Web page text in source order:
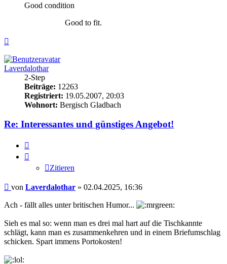
Good condition
Good to fit.
Laverdalothar
2-Step
Beiträge: 12263
Registriert: 19.05.2007, 20:03
Wohnort: Bergisch Gladbach
Re: Interessantes und günstiges Angebot!
Zitieren
Beitrag
von Laverdalothar » 02.04.2025, 16:36
Ach - fällt alles unter britischen Humor...
Sieh es mal so: wenn man es drei mal hart auf die Tischkannte
schlägt, kann man es zusammenkehren und in einem Briefumschlag
schicken. Spart immens Portokosten!